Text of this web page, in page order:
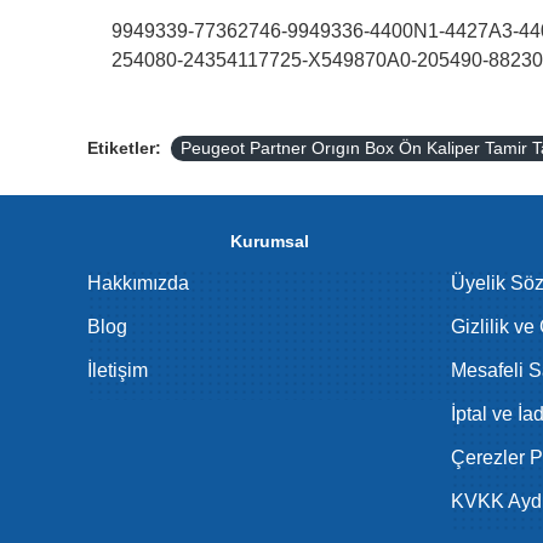
9949339-77362746-9949336-4400N1-4427A3-
254080-24354117725-X549870A0-205490-
Etiketler: Peugeot Partner Orıgın Box Ön Kaliper Tamir
Kurumsal
Hakkımızda
Blog
İletişim
Üyelik
Gizlilik ve
Mesafeli
İptal ve
Çerezler
KVKK